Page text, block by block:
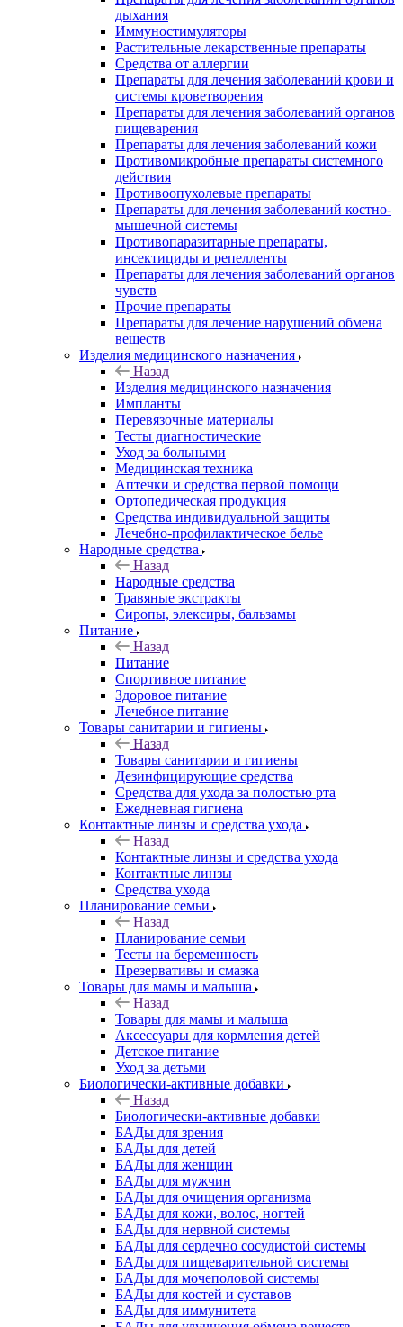
дыхания
Иммуностимуляторы
Растительные лекарственные препараты
Средства от аллергии
Препараты для лечения заболеваний крови и
системы кроветворения
Препараты для лечения заболеваний органов
пищеварения
Препараты для лечения заболеваний кожи
Противомикробные препараты системного
действия
Противоопухолевые препараты
Препараты для лечения заболеваний костно-
мышечной системы
Противопаразитарные препараты,
инсектициды и репелленты
Препараты для лечения заболеваний органов
чувств
Прочие препараты
Препараты для лечение нарушений обмена
веществ
Изделия медицинского назначения
Назад
Изделия медицинского назначения
Импланты
Перевязочные материалы
Тесты диагностические
Уход за больными
Медицинская техника
Аптечки и средства первой помощи
Ортопедическая продукция
Средства индивидуальной защиты
Лечебно-профилактическое белье
Народные средства
Назад
Народные средства
Травяные экстракты
Сиропы, элексиры, бальзамы
Питание
Назад
Питание
Спортивное питание
Здоровое питание
Лечебное питание
Товары санитарии и гигиены
Назад
Товары санитарии и гигиены
Дезинфицирующие средства
Средства для ухода за полостью рта
Ежедневная гигиена
Контактные линзы и средства ухода
Назад
Контактные линзы и средства ухода
Контактные линзы
Средства ухода
Планирование семьи
Назад
Планирование семьи
Тесты на беременность
Презервативы и смазка
Товары для мамы и малыша
Назад
Товары для мамы и малыша
Аксессуары для кормления детей
Детское питание
Уход за детьми
Биологически-активные добавки
Назад
Биологически-активные добавки
БАДы для зрения
БАДы для детей
БАДы для женщин
БАДы для мужчин
БАДы для очищения организма
БАДы для кожи, волос, ногтей
БАДы для нервной системы
БАДы для сердечно сосудистой системы
БАДы для пищеварительной системы
БАДы для мочеполовой системы
БАДы для костей и суставов
БАДы для иммунитета